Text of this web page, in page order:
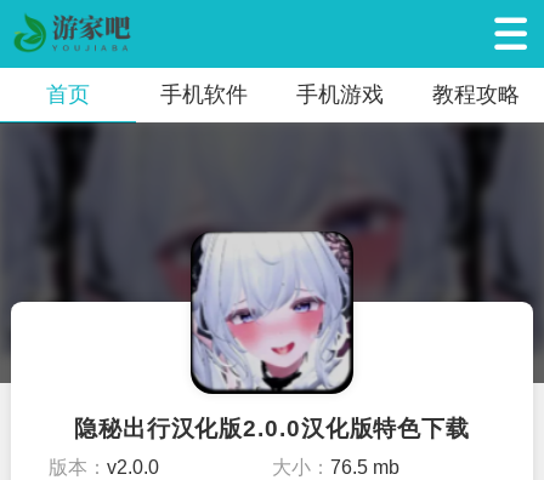
首页 手机软件 手机游戏 教程攻略
隐秘出行汉化版2.0.0汉化版特色下载
版本：v2.0.0 大小： 76.5 mb